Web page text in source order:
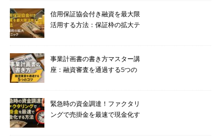
信用保証協会付き融資を最大限
活用する方法：保証枠の拡大テ
事業計画書の書き方マスター講
座：融資審査を通過する5つの
緊急時の資金調達！ファクタリ
ングで売掛金を最速で現金化す